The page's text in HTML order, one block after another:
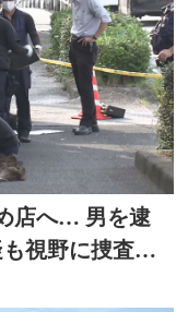
店へ… 男を逮
も視野に捜査